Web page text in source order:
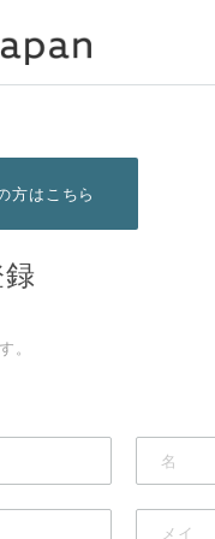
方はこちら
。